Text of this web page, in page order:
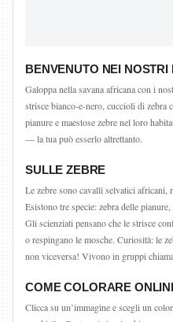
BENVENUTO NEI NOSTRI
Galoppa nella savana africana con i
strisce bianco-e-nero, cuccioli di zebra
pianure e maestose zebre nel loro
— la tua può esserlo altrettanto.
SULLE ZEBRE
Le zebre sono cavalli selvatici africani,
Esistono tre specie: zebra delle
Gli scienziati pensano che le strisce
o respingano le mosche. Curiosità: le
non viceversa! Vivono in gruppi
COME COLORARE
Clicca su un’immagine e scegli un